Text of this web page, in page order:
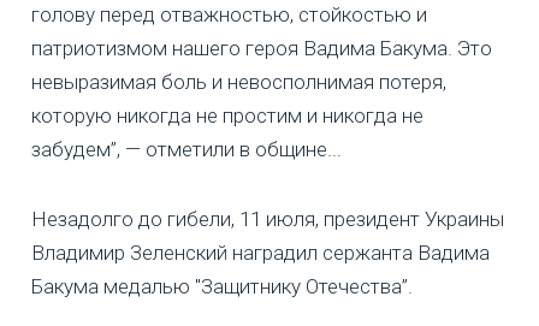
голову перед отважностью, стойкостью и
патриотизмом нашего героя Вадима Бакума. Это
невыразимая боль и невосполнимая потеря,
которую никогда не простим и никогда не
забудем”, — отметили в общине...
Незадолго до гибели, 11 июля, президент Украины
Владимир Зеленский наградил сержанта Вадима
Бакума медалью "Защитнику Отечества”.